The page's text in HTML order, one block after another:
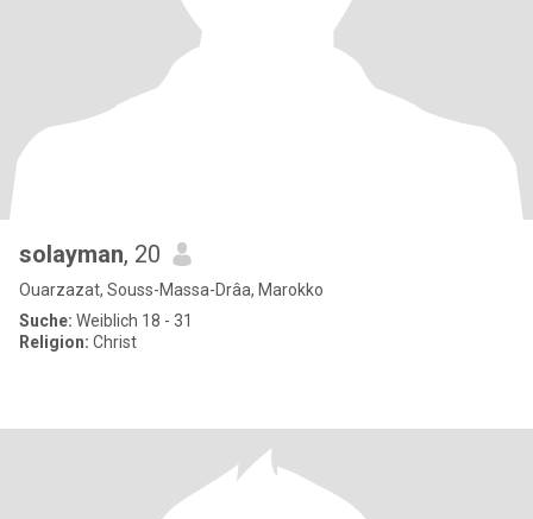
solayman, 20
Ouarzazat, Souss-Massa-Drâa, Marokko
Suche: Weiblich 18 - 31
Religion: Christ